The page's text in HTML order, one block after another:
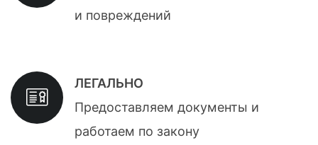
и повреждений
ЛЕГАЛЬНО
Предоставляем документы и
работаем по закону